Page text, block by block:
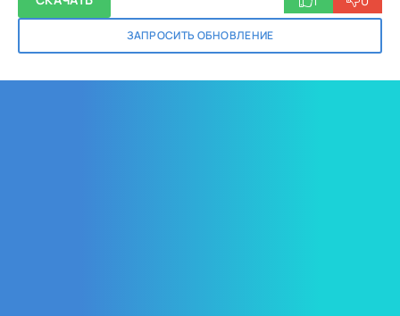
ЗАПРОСИТЬ ОБНОВЛЕНИЕ